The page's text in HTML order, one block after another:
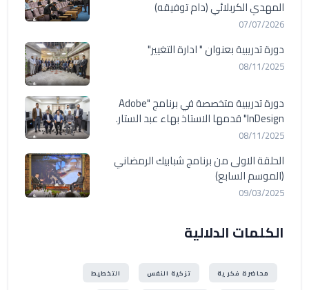
المهدي الكربلائي (دام توفيقه)
07/07/2026
دورة تدريبية بعنوان " ادارة التغيير"
08/11/2025
دورة تدريبية متخصصة في برنامج "Adobe
InDesign" قدمها الاستاذ بهاء عبد الستار.
08/11/2025
الحلقة الاولى من برنامج شبابيك الرمضاني
(الموسم السابع)
09/03/2025
الكلمات الدلالية
محاضرة فكرية تزكية النفس التخطيط